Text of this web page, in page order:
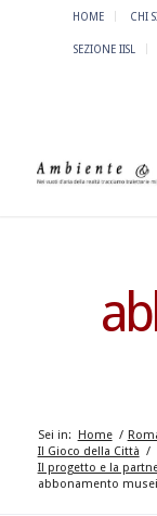
HOME CHI
SEZIONE IISL
Sei in: Home /
Il Gioco della Città /
Il progetto e la
abbonamento musei